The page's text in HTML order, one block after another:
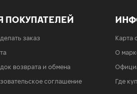
37 550
ПОКУПАТЕЛЕЙ
заказ
возврата и обмена
соглашение
Карта
О
Где